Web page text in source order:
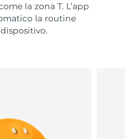
la zona T. L’app
la routine